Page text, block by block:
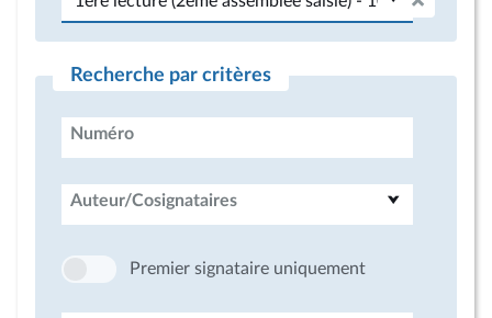
Recherche par critères
Numéro
Auteur/Cosignataires
Premier signataire uniquement